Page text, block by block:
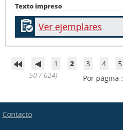
Texto impreso
Ver ejemplares
1 2 3 4 5
50 / 624)
Por página :
Contacto